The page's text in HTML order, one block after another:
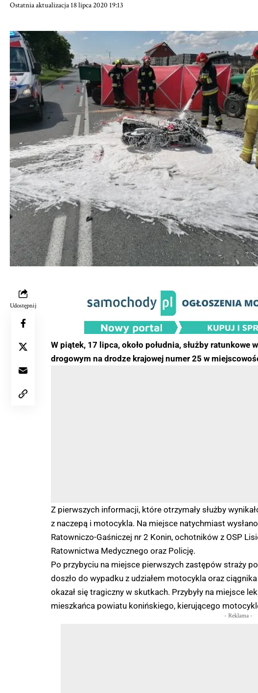
Ostatnia aktualizacja 18 lipca 2020 19:13
Udostępnij
W piątek, 17 lipca, około południa, służby
drogowym na drodze krajowej numer 25 w
Z pierwszych informacji, które otrzymały służby
z naczepą i motocykla. Na miejsce natychmiast
Ratowniczo-Gaśniczej nr 2 Konin, ochotników z OSP
Ratownictwa Medycznego oraz Policję.
Po przybyciu na miejsce pierwszych zastępów straży
doszło do wypadku z udziałem motocykla oraz
okazał się tragiczny w skutkach. Przybyły na miejsce
mieszkańca powiatu konińskiego, kierującego
- Reklama -